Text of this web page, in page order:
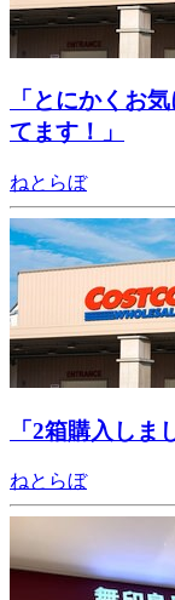
「とにかくお
てます！」
ねとらぼ
「2箱購入し
ねとらぼ